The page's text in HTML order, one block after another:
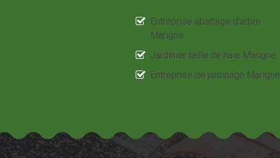
Entreprise abattage d'arbre
Marigne
Jardinier taille de haie Marigne
Entreprise de jardinage Marigne